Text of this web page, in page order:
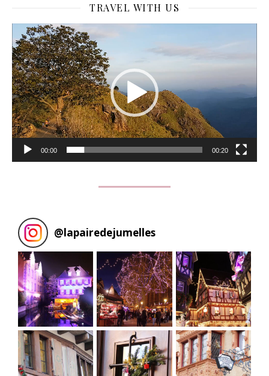
TRAVEL WITH US
Lecteur
vidéo
00:00 00:20
@lapairedejumelles